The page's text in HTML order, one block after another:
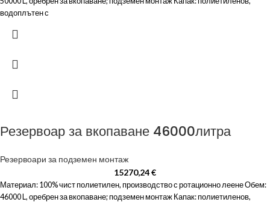
водоплътен с
Резервоар за вкопаване 46000литра
Резервоари за подземен монтаж
15270,24€
Материал: 100% чист полиетилен, производство с ротационно леене Обем:
46000 L, оребрен за вкопаване; подземен монтаж Капак: полиетиленов,